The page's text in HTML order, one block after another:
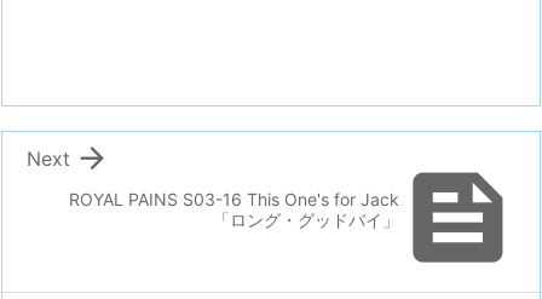

ROYAL PAINS S03-16 This One's for Jack
「ロング・グッドバイ」

Next